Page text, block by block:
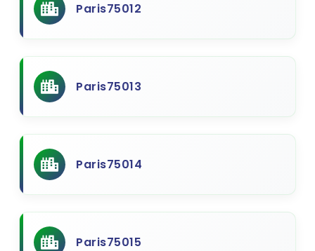
Paris75012
Paris75013
Paris75014
Paris75015